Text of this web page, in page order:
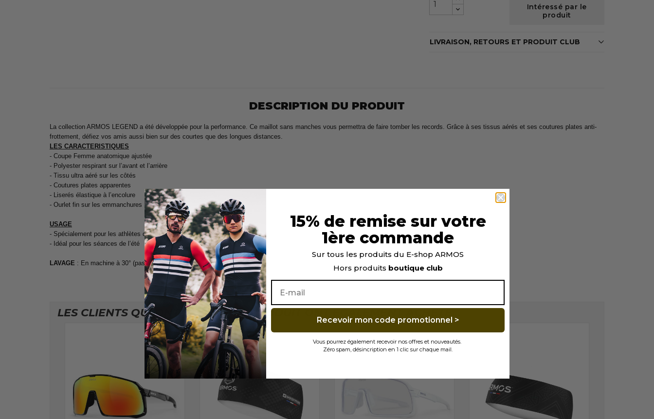
Intéressé par le
produit
LIVRAISON, RETOURS ET PRODUIT CLUB
DESCRIPTION DU PRODUIT
La collection ARMOS LEGEND a été développée pour la performance. Ce maillot sans manches vous permettra de faire tomber les records. Grâce à ses tissus aérés et ses coutures plates anti-
frottement, défiez vos amis aussi bien sur des courtes que des longues distances.
LES CARACTERISTIQUES
- Coupe Femme anatomique ajustée
- Polyester respirant sur l’avant et l’arrière
- Tissu ultra aéré sur les côtés
- Coutures plates apparentes
- Liserés élastique à l’encolure
- Ourlet fin sur les emmanchures
USAGE
- Spécialement pour les athlètes qui recherchent un produit performant
- Idéal pour les séances de l’été
LAVAGE : En machine à 30° (pas de sèche linge et de repassage).
LES CLIENTS QUI ONT ACHETÉ CE PRODUIT ONT ÉGALEMENT ACHETÉ...
15% de remise sur votre
1ère commande
Sur tous les produits du E-shop ARMOS
Hors produits boutique club
Recevoir mon code promotionnel >
Vous pourrez également recevoir nos offres et nouveautés.
Zéro spam, désincription en 1 clic sur chaque mail.